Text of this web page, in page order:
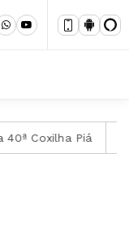
Piá Obra de Ilse